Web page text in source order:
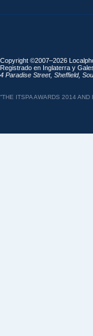
Copyright ©2007–2026
Registrado en Inglaterra y
4 Paradise Street, Sheffield,
“THE ITSPA AWARDS 2014